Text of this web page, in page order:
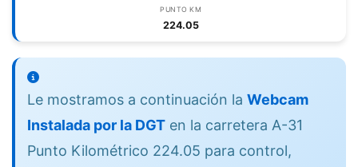
PUNTO KM
224.05
Le mostramos a continuación la Webcam
Instalada por la DGT en la carretera A-31
Punto Kilométrico 224.05 para control,